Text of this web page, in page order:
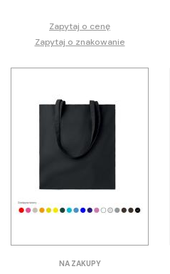
Zapytaj o cenę
Zapytaj o znakowanie
NA ZAKUPY